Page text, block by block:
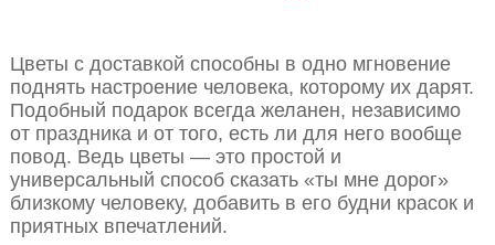
Цветы с доставкой способны в одно мгновение
поднять настроение человека, которому их дарят.
Подобный подарок всегда желанен, независимо
от праздника и от того, есть ли для него вообще
повод. Ведь цветы — это простой и
универсальный способ сказать «ты мне дорог»
близкому человеку, добавить в его будни красок и
приятных впечатлений.